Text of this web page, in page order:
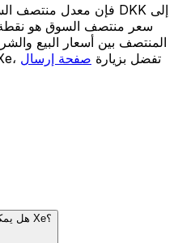
المنتصف بين أسعار البيع
لمعرفة تكلفة هذا التحويل مع Xe، تفضل بزيارة صفحة إرسال
هل يمكنني ضبط تنبيهات الأسعار باستخدام Xe؟